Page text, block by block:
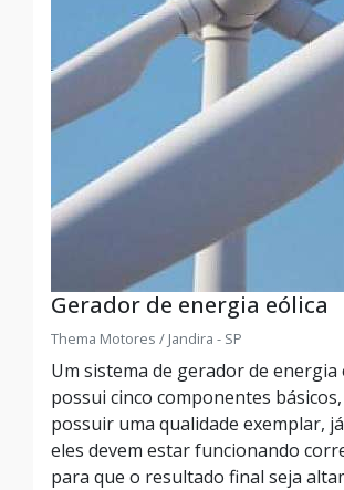
Gerador de energia eólica
Thema Motores / Jandira - SP
Um sistema de gerador de energia
possui cinco componentes
possuir uma qualidade exemplar,
eles devem estar funcionando
para que o resultado final seja